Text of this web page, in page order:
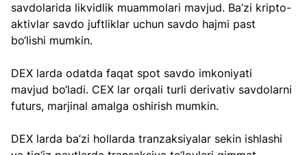
savdolarida likvidlik muammolari mavjud. Ba’zi kripto-
aktivlar savdo juftliklar uchun savdo hajmi past
bo‘lishi mumkin.
DEX larda odatda faqat spot savdo imkoniyati
mavjud bo‘ladi. CEX lar orqali turli derivativ savdolarni
futurs, marjinal amalga oshirish mumkin.
DEX larda ba’zi hollarda tranzaksiyalar sekin ishlashi